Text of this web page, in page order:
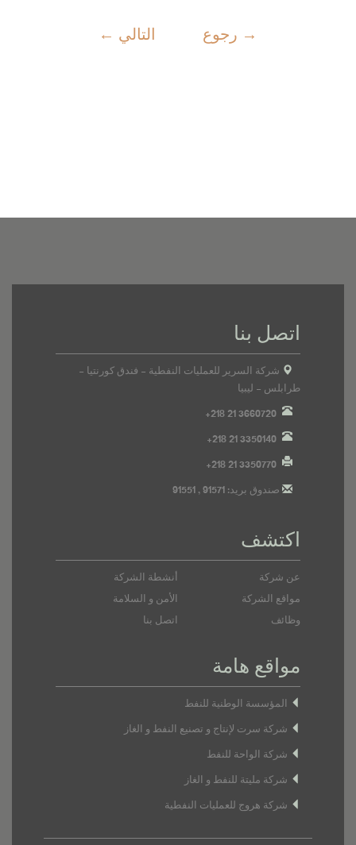
→ رجوع التالي ←
اتصل بنا
شركة السرير للعمليات النفطية - فندق كورنتيا -
طرابلس - ليبيا
+218 21 3660720
+218 21 3350140
+218 21 3350770
صندوق بريد: 91571 , 91551
اكتشف
عن شركة
أنشطة الشركة
مواقع الشركة
الأمن و السلامة
وظائف
اتصل بنا
مواقع هامة
المؤسسة الوطنية للنفط
شركة سرت لإنتاج و تصنيع النفط و الغاز
شركة الواحة للنفط
شركة مليتة للنفط و الغاز
شركة هروج للعمليات النفطية